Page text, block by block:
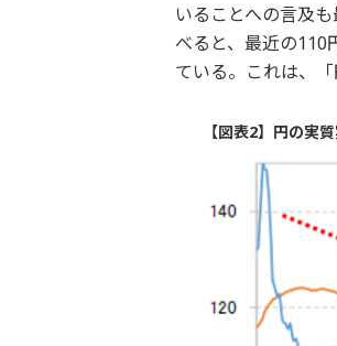
いることへの言及
べると、最近の110
ている。これは、
【図表2】円の実